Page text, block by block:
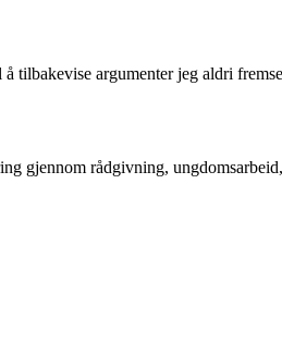
tilbakevise argumenter jeg aldri
gjennom rådgivning,